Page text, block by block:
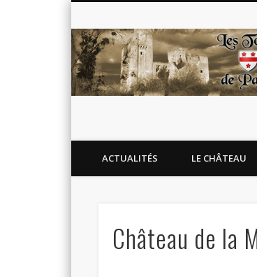
Blog de l'association Les Tours de Passy
ACTUALITÉS LE CHÂTEAU
Château de la